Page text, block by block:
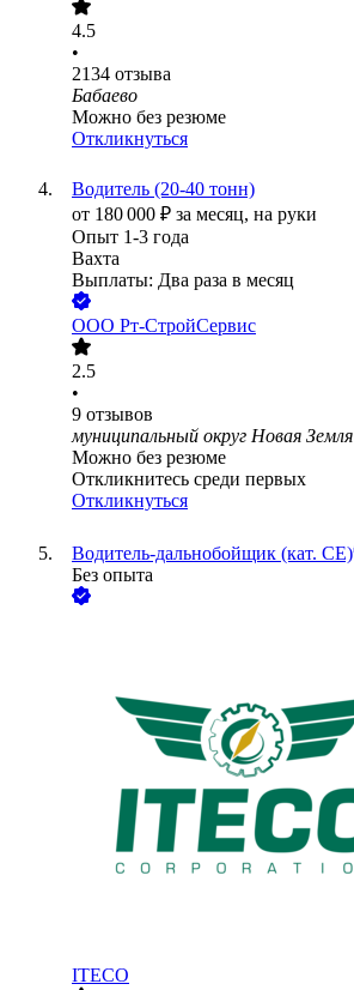
4.5
•
2134 отзыва
Бабаево
Можно без резюме
Откликнуться
Водитель (20-40 тонн)
от 180 000 ₽ за месяц, на руки
Опыт 1-3 года
Вахта
Выплаты: Два раза в месяц
ООО Рт-СтройСервис
2.5
•
9 отзывов
муниципальный округ Новая Земля
Можно без резюме
Откликнитесь среди первых
Откликнуться
Водитель-дальнобойщик (кат. CE)
Без опыта
ITECO